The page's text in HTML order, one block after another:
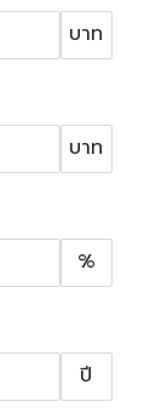
บาท
บาท
%
ปี